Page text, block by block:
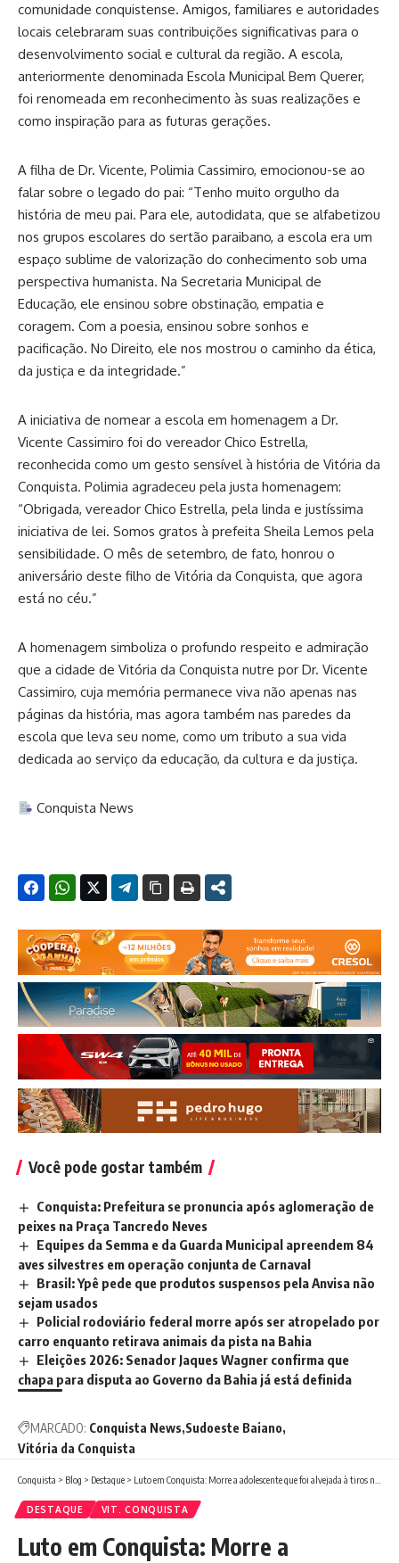
comunidade conquistense. Amigos, familiares e autoridades
locais celebraram suas contribuições significativas para o
desenvolvimento social e cultural da região. A escola,
anteriormente denominada Escola Municipal Bem Querer,
foi renomeada em reconhecimento às suas realizações e
como inspiração para as futuras gerações.
A filha de Dr. Vicente, Polimia Cassimiro, emocionou-se ao
falar sobre o legado do pai: “Tenho muito orgulho da
história de meu pai. Para ele, autodidata, que se alfabetizou
nos grupos escolares do sertão paraibano, a escola era um
espaço sublime de valorização do conhecimento sob uma
perspectiva humanista. Na Secretaria Municipal de
Educação, ele ensinou sobre obstinação, empatia e
coragem. Com a poesia, ensinou sobre sonhos e
pacificação. No Direito, ele nos mostrou o caminho da ética,
da justiça e da integridade.”
A iniciativa de nomear a escola em homenagem a Dr.
Vicente Cassimiro foi do vereador Chico Estrella,
reconhecida como um gesto sensível à história de Vitória da
Conquista. Polimia agradeceu pela justa homenagem:
“Obrigada, vereador Chico Estrella, pela linda e justíssima
iniciativa de lei. Somos gratos à prefeita Sheila Lemos pela
sensibilidade. O mês de setembro, de fato, honrou o
aniversário deste filho de Vitória da Conquista, que agora
está no céu.”
A homenagem simboliza o profundo respeito e admiração
que a cidade de Vitória da Conquista nutre por Dr. Vicente
Cassimiro, cuja memória permanece viva não apenas nas
páginas da história, mas agora também nas paredes da
escola que leva seu nome, como um tributo a sua vida
dedicada ao serviço da educação, da cultura e da justiça.
Conquista News
Você pode gostar também
Conquista: Prefeitura se pronuncia após aglomeração de
peixes na Praça Tancredo Neves
Equipes da Semma e da Guarda Municipal apreendem 84
aves silvestres em operação conjunta de Carnaval
Brasil: Ypê pede que produtos suspensos pela Anvisa não
sejam usados
Policial rodoviário federal morre após ser atropelado por
carro enquanto retirava animais da pista na Bahia
Eleições 2026: Senador Jaques Wagner confirma que
chapa para disputa ao Governo da Bahia já está definida
MARCADO: Conquista News Sudoeste Baiano
Vitória da Conquista
Conquista > Blog > Destaque > Luto em Conquista: Morre a adolescente que foi alvejada à tiros no último domingo (29) no Loteamento Santa Marta, ela foi identificada como Vitória
DESTAQUE VIT. CONQUISTA
Luto em Conquista: Morre a